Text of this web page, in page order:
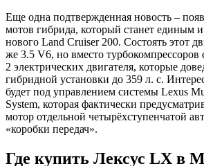
Еще одна подтвержденная новость –
мотов гибрида, который станет единым
нового Land Cruiser 200. Состоять этот
же 3.5 V6, но вместо турбокомпрессоров
2 электрических двигателя, которые
гибридной установки до 359 л. с.
будет под управлением системы Lexus
System, которая фактически
мотор отдельной четырёхступенчатой
«коробки передач».
Где купить Лексус LX в